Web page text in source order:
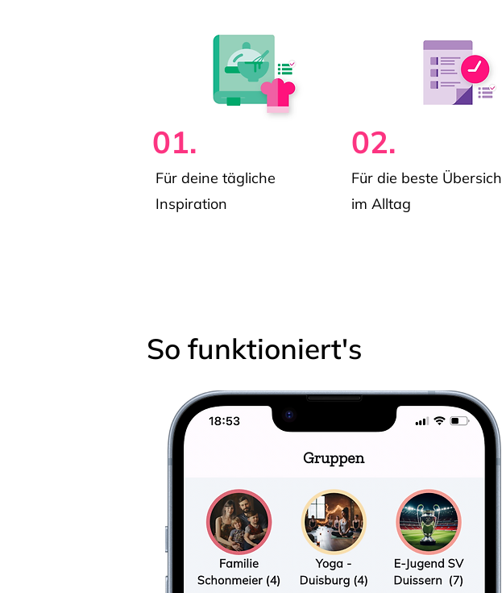
01.
Für deine tägliche
Inspiration
02.
Für die beste
im Alltag
So funktioniert's